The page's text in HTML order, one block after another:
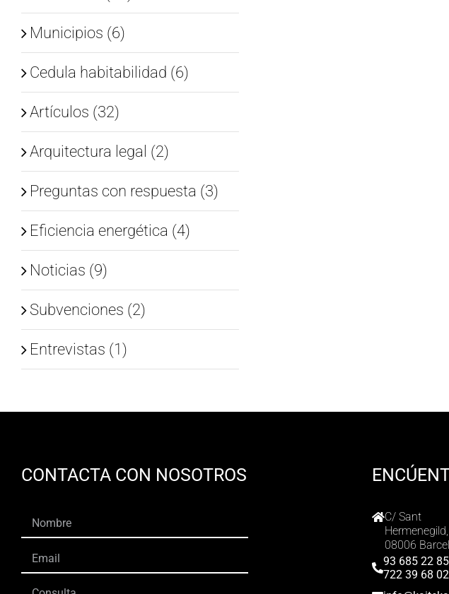
Municipios (6)
Cedula habitabilidad (6)
Artículos (32)
Arquitectura legal (2)
Preguntas con respuesta (3)
Eficiencia energética (4)
Noticias (9)
Subvenciones (2)
Entrevistas (1)
CONTACTA CON NOSOTROS
C/ Sant
08006
93 685 22 85
722 39 68 02